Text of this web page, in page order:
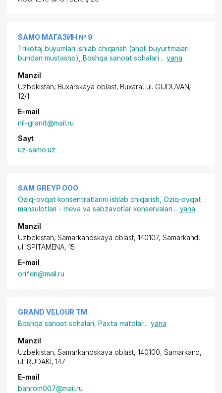
SAMO МАГАЗИН № 9
Trikotaj buyumlari ishlab chiqarish (aholi buyurtmalari
bundan mustasno) ,Boshqa sanoat sohalari... yana
Manzil
Uzbekistan, Buxarskaya oblast, Buxara, ul. GIJDUVAN,
12/1
E-mail
nil-granit@mail.ru
Sayt
uz-samo.uz
SAM GREYP ООО
Oziq-ovqat konsentratlarini ishlab chiqarish Oziq-ovqat
mahsulotlari - meva va sabzavotlar konservalari... yana
Manzil
Uzbekistan, Samarkandskaya oblast, 140107, Samarkand,
ul. SPITAMENA, 15
E-mail
orifen@mail.ru
GRAND VELOUR ТМ
Boshqa sanoat sohalari Paxta matolar... yana
Manzil
Uzbekistan, Samarkandskaya oblast, 140100, Samarkand,
ul. RUDAKI, 147
E-mail
bahrom007@mail.ru